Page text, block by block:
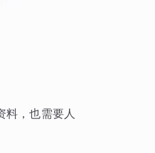
料，也需要人